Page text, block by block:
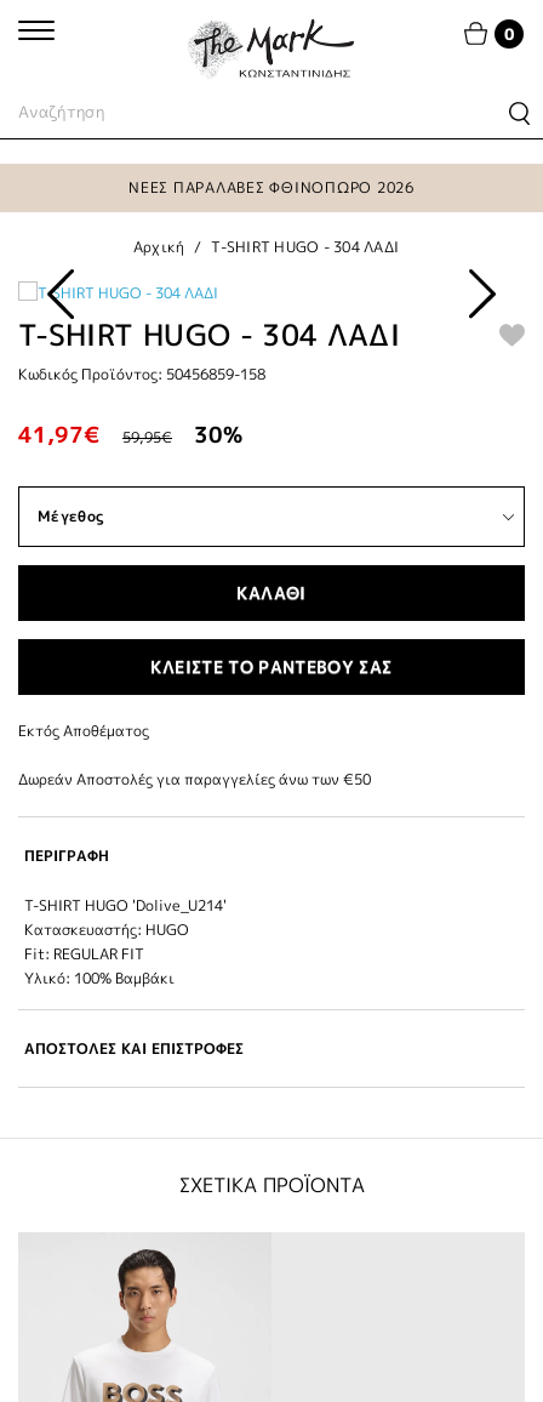
0
ΝΕΕΣ ΠΑΡΑΛΑΒΕΣ ΦΘΙΝΟΠΩΡΟ 2026
Αρχική T-SHIRT HUGO - 304 ΛΑΔΙ
T-SHIRT HUGO - 304 ΛΑΔΙ
Κωδικός Προϊόντος: 50456859-158
41,97€ 59,95€ 30%
ΚΑΛΑΘΙ
ΚΛΕΙΣΤΕ ΤΟ ΡΑΝΤΕΒΟΥ ΣΑΣ
Εκτός Αποθέματος
Δωρεάν Αποστολές για παραγγελίες άνω των €50
ΠΕΡΙΓΡΑΦΗ
T-SHIRT HUGO 'Dolive_U214'
Κατασκευαστής: HUGO
Fit: REGULAR FIT
Υλικό: 100% Βαμβάκι
ΑΠΟΣΤΟΛΕΣ ΚΑΙ ΕΠΙΣΤΡΟΦΕΣ
ΣΧΕΤΙΚΑ ΠΡΟΪΟΝΤΑ